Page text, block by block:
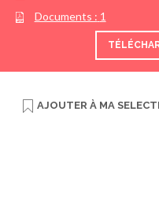
Documents : 1
AJOUTER À MA